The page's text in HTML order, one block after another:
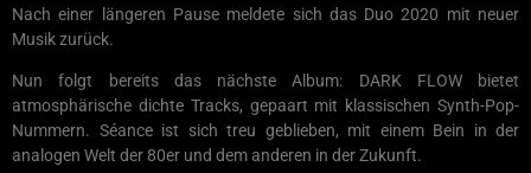
Nach einer längeren Pause meldete sich das Duo 2020 mit neuer
Musik zurück.
Nun folgt bereits das nächste Album: DARK FLOW bietet
atmosphärische dichte Tracks, gepaart mit klassischen Synth-Pop-
Nummern. Séance ist sich treu geblieben, mit einem Bein in der
analogen Welt der 80er und dem anderen in der Zukunft.